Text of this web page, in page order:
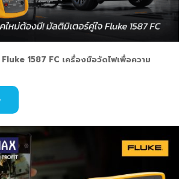
1587 FC เครื่องมือวัดไฟเพื่อความ